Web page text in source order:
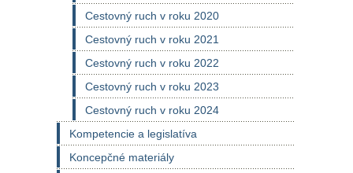
Cestovný ruch v roku 2020
Cestovný ruch v roku 2021
Cestovný ruch v roku 2022
Cestovný ruch v roku 2023
Cestovný ruch v roku 2024
Kompetencie a legislatíva
Koncepčné materiály